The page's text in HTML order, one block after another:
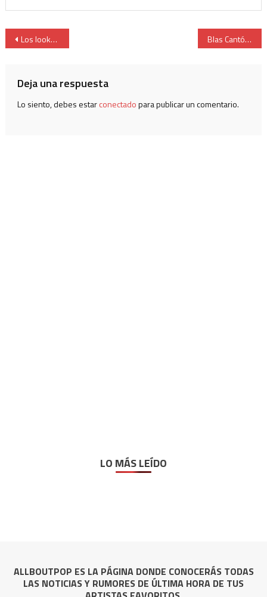
Los looks de los Grammy 2020 Blas Cantó estrena «Universo»
Deja una respuesta
Lo siento, debes estarconectadopara publicar un comentario.
LO MÁS LEÍDO
ALLBOUTPOP ES LA PÁGINA DONDE CONOCERÁS TODAS
LAS NOTICIAS Y RUMORES DE ÚLTIMA HORA DE TUS